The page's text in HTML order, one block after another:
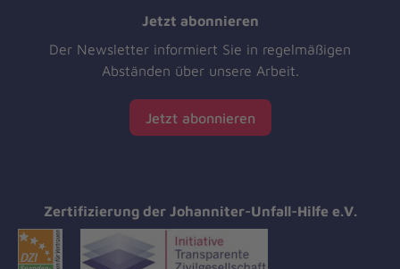
Jetzt abonnieren
Der Newsletter informiert Sie in regelmäßigen
Abständen über unsere Arbeit.
Jetzt abonnieren
Zertifizierung der Johanniter-Unfall-Hilfe e.V.